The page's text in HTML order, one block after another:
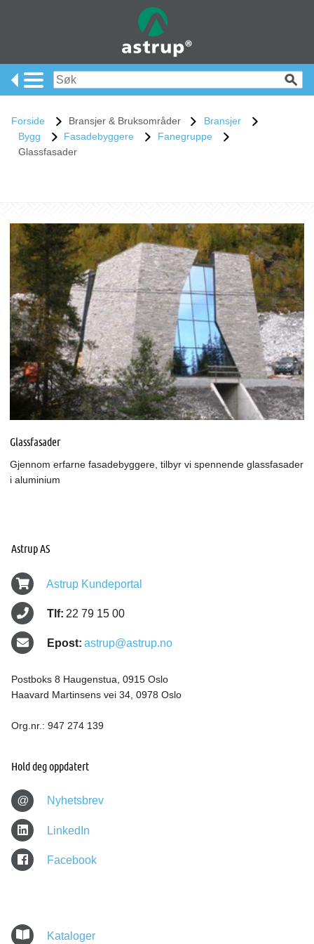
Forside Bransjer & Bruksområder
Bransjer
Bygg
Fasadebyggere
Fanegruppe
Glassfasader
Glassfasader
Gjennom erfarne fasadebyggere, tilbyr vi spennende glassfasader
i aluminium
Astrup AS
Astrup Kundeportal
Tlf: 22 79 15 00
Epost: astrup@astrup.no
Postboks 8 Haugenstua, 0915 Oslo
Haavard Martinsens vei 34, 0978 Oslo
Org.nr.: 947 274 139
Hold deg oppdatert
@ Nyhetsbrev
LinkedIn
Facebook
Kataloger